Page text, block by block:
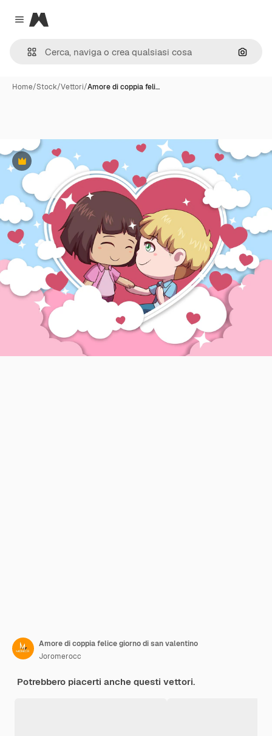
Close menu
Magnific
Cerca
Home/Stock/Vettori/Amore di coppia feli…
Premium
Amore di coppia felice giorno di san valentino
Joromerocc
Potrebbero piacerti anche questi vettori.